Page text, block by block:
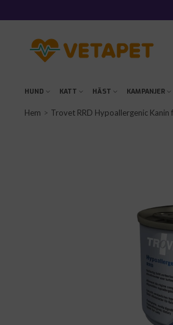
till
innehålletVetaPet.com
HUND KATT HÄST KAMPANJER
Hem Trovet RRD Hypoallergenic